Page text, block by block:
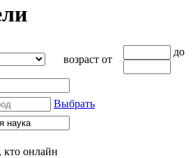
возраст от
до
Выбрать
кто онлайн